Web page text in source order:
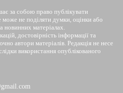
за собою право публікувати
може не поділяти думки, оцінки або
новинних матеріалах.
достовірність інформації та
автори матеріалів. Редакція не несе
використання опублікованого